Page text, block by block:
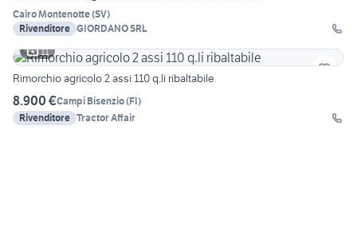
Cairo Montenotte(SV)
Rivenditore GIORDANO SRL
11
Rimorchio agricolo 2 assi 110 q.li ribaltabile
8.900 €Campi Bisenzio(FI)
Rivenditore Tractor Affair